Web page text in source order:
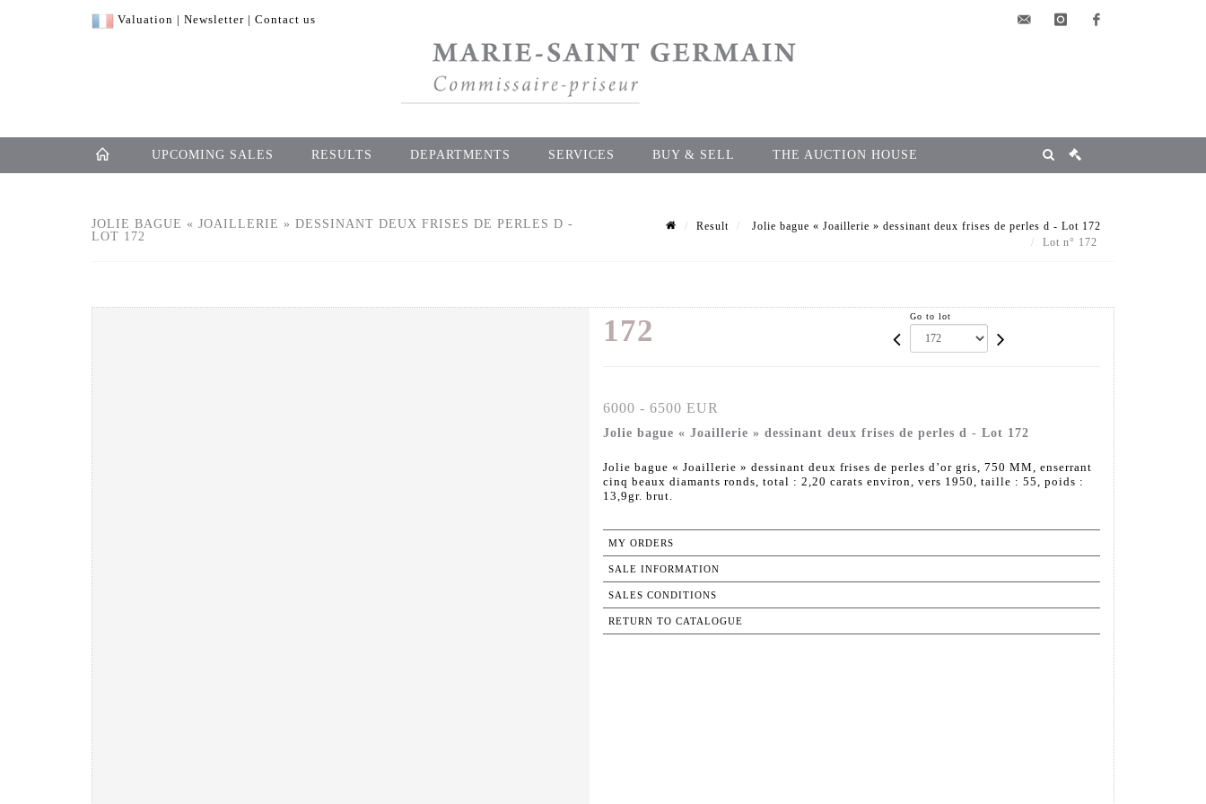
Valuation | Newsletter | Contact us
UPCOMING SALES RESULTS DEPARTMENTS SERVICES BUY & SELL THE AUCTION HOUSE
JOLIE BAGUE « JOAILLERIE » DESSINANT DEUX FRISES DE PERLES D -
LOT 172
Result
Jolie bague « Joaillerie » dessinant deux frises de perles d - Lot 172
Lot n° 172
172 Go to lot
6000 - 6500 EUR
Jolie bague « Joaillerie » dessinant deux frises de perles d - Lot 172
Jolie bague « Joaillerie » dessinant deux frises de perles d’or gris, 750 MM, enserrant
cinq beaux diamants ronds, total : 2,20 carats environ, vers 1950, taille : 55, poids :
13,9gr. brut.
MY ORDERS
SALE INFORMATION
SALES CONDITIONS
RETURN TO CATALOGUE